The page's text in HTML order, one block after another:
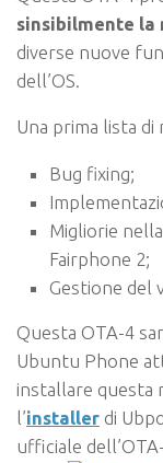
sinsibilmente
diverse nuove
dell’OS.
Una prima lista di
Bug fixing;
Migliorie
Fairphone 2;
Gestione del
Questa OTA-4
Ubuntu Phone
installare questa
l’installer di
ufficiale